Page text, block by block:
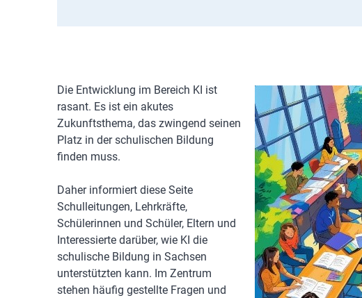
Die Entwicklung im Bereich KI ist
rasant. Es ist ein akutes
Zukunftsthema, das zwingend seinen
Platz in der schulischen Bildung
finden muss.
Daher informiert diese Seite
Schulleitungen, Lehrkräfte,
Schülerinnen und Schüler, Eltern und
Interessierte darüber, wie KI die
schulische Bildung in Sachsen
unterstützten kann. Im Zentrum
stehen häufig gestellte Fragen und